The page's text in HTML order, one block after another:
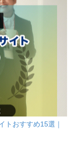
トおすすめ15選｜